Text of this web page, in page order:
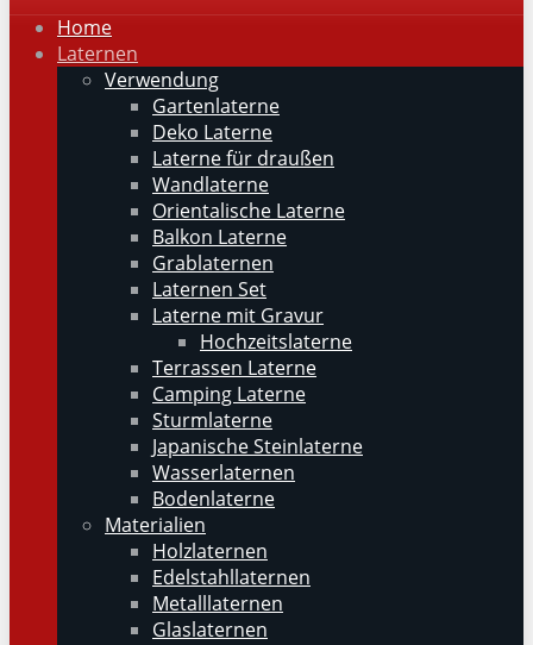
Home
Laternen
Verwendung
Gartenlaterne
Deko Laterne
Laterne für draußen
Wandlaterne
Orientalische Laterne
Balkon Laterne
Grablaternen
Laternen Set
Laterne mit Gravur
Hochzeitslaterne
Terrassen Laterne
Camping Laterne
Sturmlaterne
Japanische Steinlaterne
Wasserlaternen
Bodenlaterne
Materialien
Holzlaternen
Edelstahllaternen
Metalllaternen
Glaslaternen